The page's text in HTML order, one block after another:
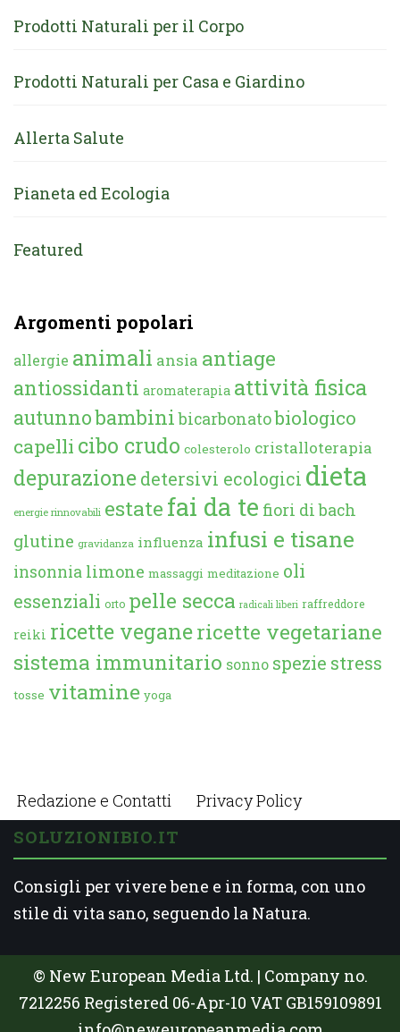
Prodotti Naturali per il Corpo
Prodotti Naturali per Casa e Giardino
Allerta Salute
Pianeta ed Ecologia
Featured
Argomenti popolari
allergie animali ansia antiage
antiossidanti aromaterapia attività fisica
autunnobambini bicarbonatobiologico
capelli cibo crudo colesterolo cristalloterapia
depurazione detersivi ecologici dieta
energie rinnovabili estate fai da te fiori di bach
glutine gravidanza influenza infusi e tisane
insonnia limone massaggi meditazione oli
essenziali orto pelle secca radicali liberi raffreddore
reiki ricette veganericette vegetariane
sistema immunitario sonno spezie stress
tosse vitamine yoga
Redazione e Contatti Privacy Policy
SOLUZIONIBIO.IT
Consigli per vivere bene e in forma, con uno
stile di vita sano, seguendo la Natura.
© New European Media Ltd. | Company no.
7212256 Registered 06-Apr-10 VAT GB159109891